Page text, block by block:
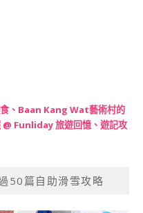
、Baan Kang Wat藝術村的
@ Funliday 旅遊回憶、遊記攻
50篇自助滑雪攻略